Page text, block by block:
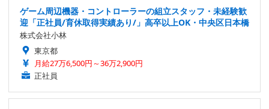
ゲーム周辺機器・コントローラーの組立スタッフ・未経験歓
迎「正社員/育休取得実績あり/」高卒以上OK・中央区日本橋
株式会社小林
東京都
月給27万6,500円～36万2,900円
正社員